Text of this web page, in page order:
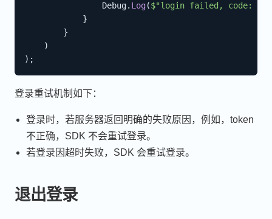
                Debug
. Log($"login failed, code:
}
}
)
) ;
登录重试机制如下：
登录时，若服务器返回明确的失败原因，例如，token
不正确，SDK 不会重试登录。
若登录因超时失败，SDK 会重试登录。
退出登录